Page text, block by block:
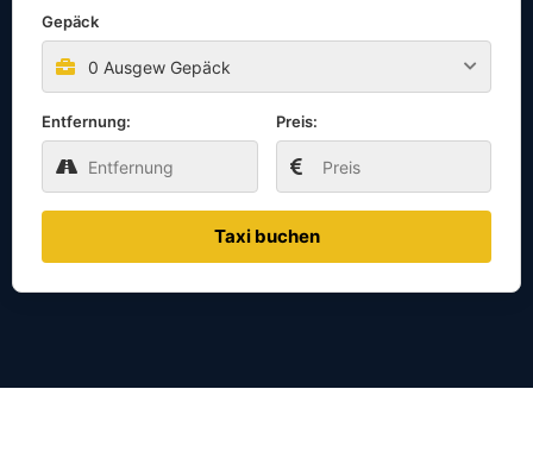
Gepäck
0 Ausgew Gepäck
Entfernung: Preis:
Taxi buchen